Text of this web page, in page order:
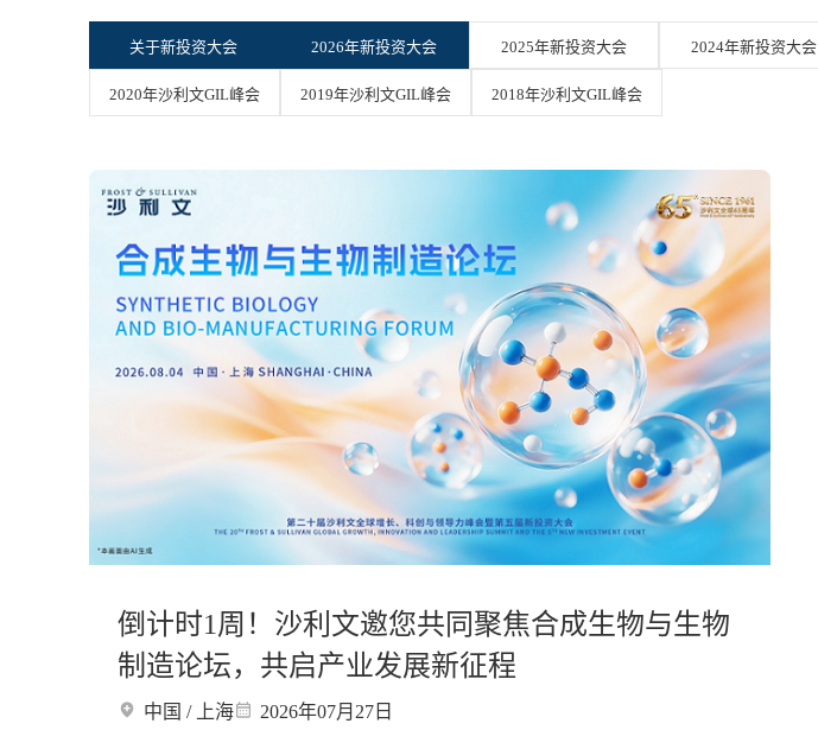
关于新投资大会 2026年新投资大会 2025年新投资大会 2024年新投资大会
2020年沙利文GIL峰会 2019年沙利文GIL峰会 2018年沙利文GIL峰会
倒计时1周！沙利文邀您共同聚焦合成生物与生物
制造论坛，共启产业发展新征程
中国 / 上海 2026年07月27日